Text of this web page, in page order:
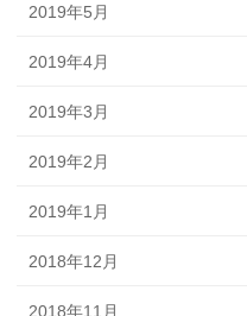
2019年5月
2019年4月
2019年3月
2019年2月
2019年1月
2018年12月
2018年11月